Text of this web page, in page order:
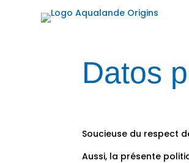
Datos
Soucieuse du respect
Aussi, la présente